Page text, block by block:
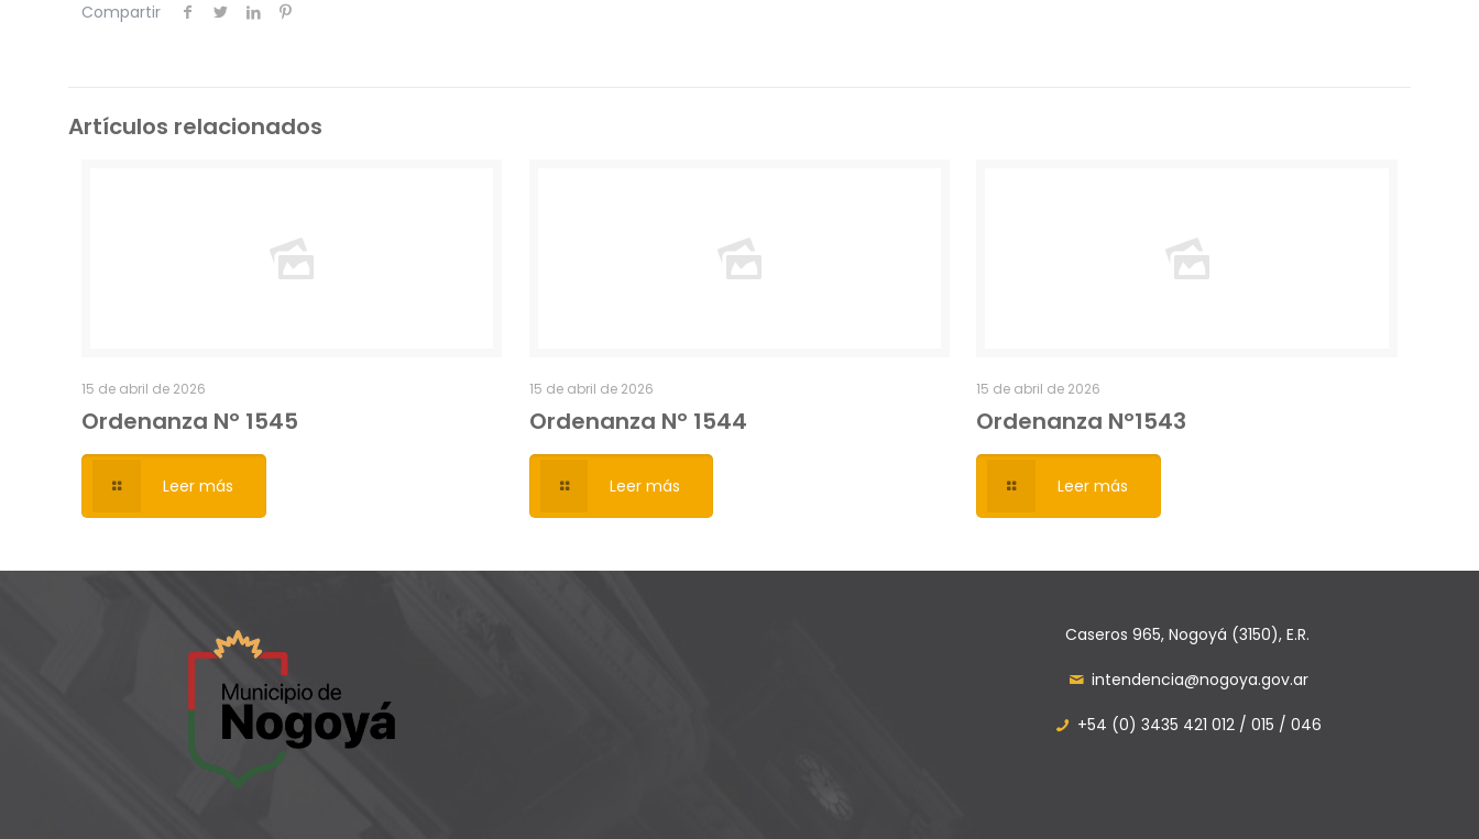
Compartir
Artículos relacionados
15 de abril de 2026
Ordenanza Nº 1545
Leer más
15 de abril de 2026
Ordenanza Nº 1544
Leer más
15 de abril de 2026
Ordenanza Nº1543
Leer más
Caseros 965, Nogoyá (3150), E.R.
intendencia@nogoya.gov.ar
+54 (0) 3435 421 012 / 015 / 046